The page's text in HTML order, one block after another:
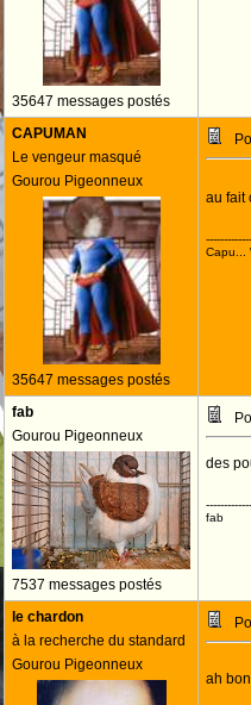
35647 messages postés
CAPUMAN
Le vengeur masqué
Gourou Pigeonneux
35647 messages postés
au fait
Capu...
fab
Gourou Pigeonneux
7537 messages postés
des
fab
le chardon
à la recherche du standard
Gourou Pigeonneux
ah bon